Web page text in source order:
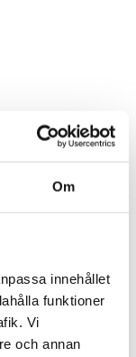
Om
innehållet
funktioner
Vi
och annan
som medfølger
med åbning i